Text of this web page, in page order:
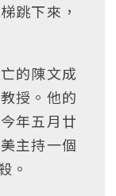
跳下來，
的陳文成
授。他的
年五月廿
主持一個
。